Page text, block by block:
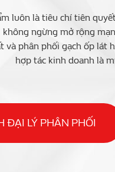
luôn là tiêu chí tiên
ngừng mở rộng
và phân phối gạch ốp lát
hợp tác kinh doanh là
ĐẠI LÝ PHÂN PHỐI